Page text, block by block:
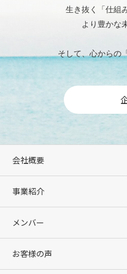
生き抜く「仕組
より豊かな
そして、心からの
会社概要
事業紹介
メンバー
お客様の声